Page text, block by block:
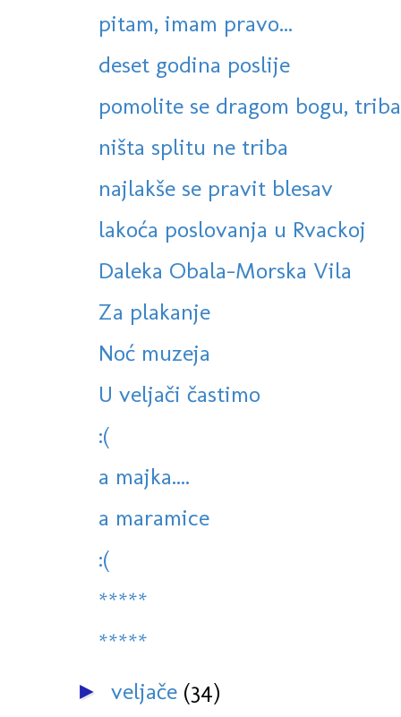
pitam, imam pravo...
deset godina poslije
pomolite se dragom bogu,
ništa splitu ne triba
najlakše se pravit blesav
lakoća poslovanja u Rvackoj
Daleka Obala-Morska Vila
Za plakanje
Noć muzeja
U veljači častimo
:(
a majka....
a maramice
:(
*****
*****
► veljače (34)